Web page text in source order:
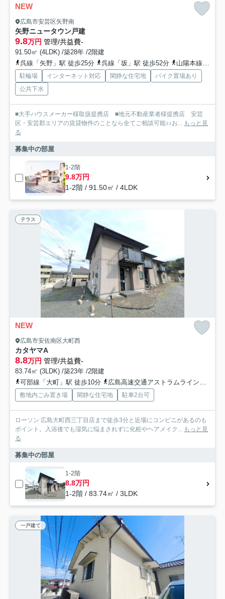
NEW
広島市安芸区矢野南
矢野ニュータウン戸建
9.8万円 管理/共益費-
91.50㎡ (4LDK) /築28年 /2階建
呉線「矢野」駅 徒歩25分
呉線「坂」駅 徒歩52分 山陽本線「向洋」駅 バス19分 広島電鉄「矢野ニュータウン中」 停歩3分
駐輪場 インターネット対応 閑静な住宅地
バイク置場あり
公共下水
■大手ハウスメーカー様取扱提携店 ■地元不動産業者様提携店 安芸
区・安芸郡エリアの賃貸物件のことなら全てご相談可能♪♪お... もっと見
る
募集中の部屋
1-2階
9.8万円
1-2階 / 91.50㎡ / 4LDK
テラス
NEW
広島市安佐南区大町西
カタヤマA
8.8万円 管理/共益費-
83.74㎡ (3LDK) /築23年 /2階建
可部線「大町」駅 徒歩10分
広島高速交通アストラムライン「毘沙門台」駅 徒歩13分
敷地内ごみ置き場 閑静な住宅地 駐車2台可
ローソン 広島大町西三丁目店まで徒歩3分と近場にコンビニがあるのも
ポイント。入浴後でも湿気に悩まされずに化粧やヘアメイク... もっと見
る
募集中の部屋
1-2階
8.8万円
1-2階 / 83.74㎡ / 3LDK
一戸建て